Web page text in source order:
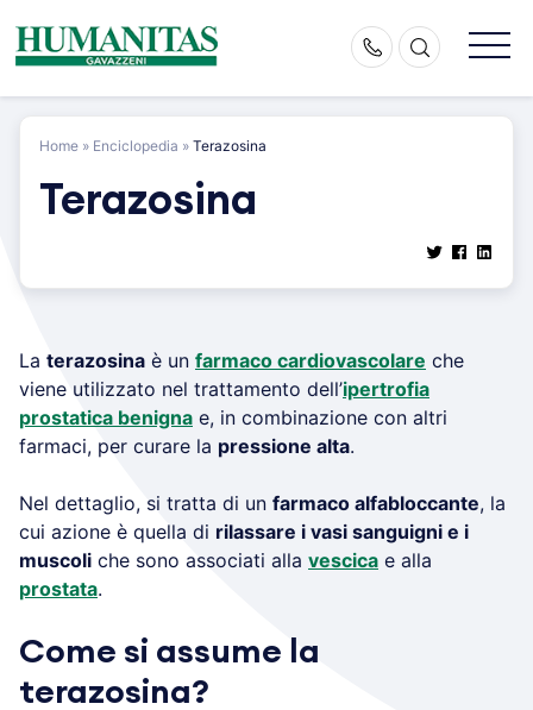
content
Home » Enciclopedia » Terazosina
Terazosina
La terazosina è un farmaco cardiovascolare che
viene utilizzato nel trattamento dell’ipertrofia
prostatica benigna e, in combinazione con altri
farmaci, per curare la pressione alta.
Nel dettaglio, si tratta di un farmaco alfabloccante, la
cui azione è quella di rilassare i vasi sanguigni e i
muscoli che sono associati alla vescica e alla
prostata.
Come si assume la
terazosina?